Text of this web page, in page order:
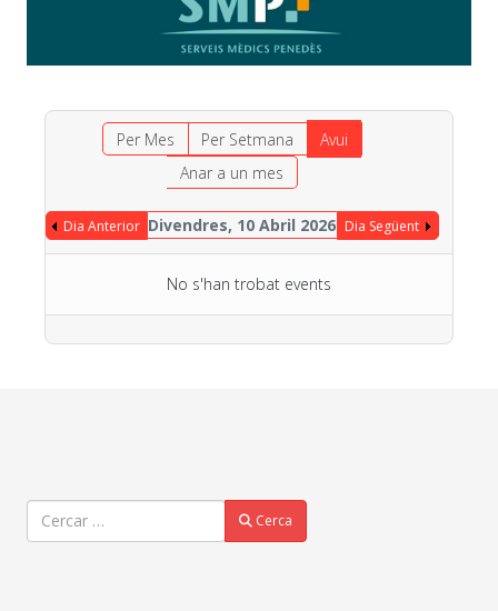
Per Mes Per Setmana
Avui
Anar a un mes
Dia Anterior Divendres, 10 Abril 2026 Dia Següent
No s'han trobat events
Cercar Cerca